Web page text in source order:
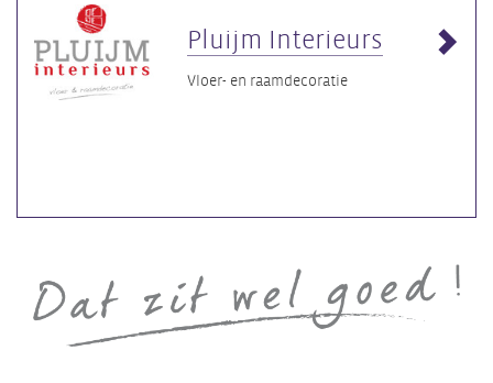
Pluijm Interieurs
Vloer- en raamdecoratie